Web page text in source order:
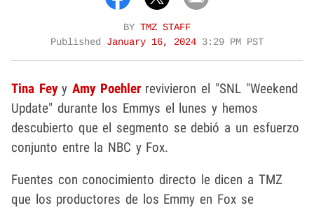
BY TMZ STAFF
Published January 16, 2024 3:29 PM PST
Tina FeyyAmy Poehlerrevivieron el "SNL "Weekend
Update" durante los Emmys el lunes y hemos
descubierto que el segmento se debió a un esfuerzo
conjunto entre la NBC y Fox.
Fuentes con conocimiento directo le dicen a TMZ
que los productores de los Emmy en Fox se